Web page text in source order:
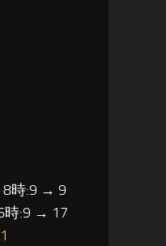
時:9 → 9
:9 → 17